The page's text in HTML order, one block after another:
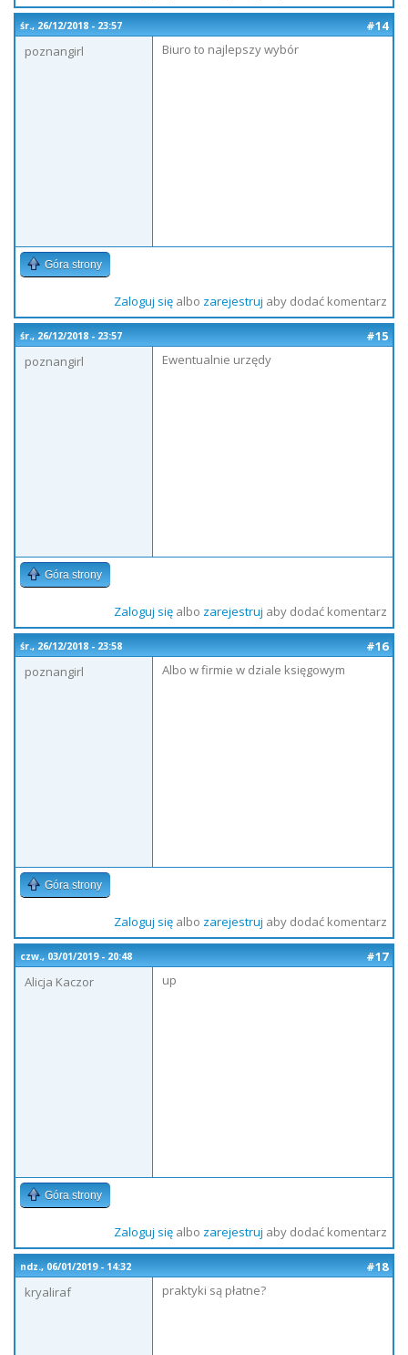
śr., 26/12/2018 - 23:57
#14
poznangirl
Biuro to najlepszy wybór
Góra strony
Zaloguj sięalbo zarejestruj aby dodać komentarz
śr., 26/12/2018 - 23:57
#15
poznangirl
Ewentualnie urzędy
Góra strony
Zaloguj sięalbo zarejestruj aby dodać komentarz
śr., 26/12/2018 - 23:58
#16
poznangirl
Albo w firmie w dziale księgowym
Góra strony
Zaloguj sięalbo zarejestruj aby dodać komentarz
czw., 03/01/2019 - 20:48
#17
Alicja Kaczor
up
Góra strony
Zaloguj sięalbo zarejestruj aby dodać komentarz
ndz., 06/01/2019 - 14:32
#18
kryaliraf
praktyki są płatne?